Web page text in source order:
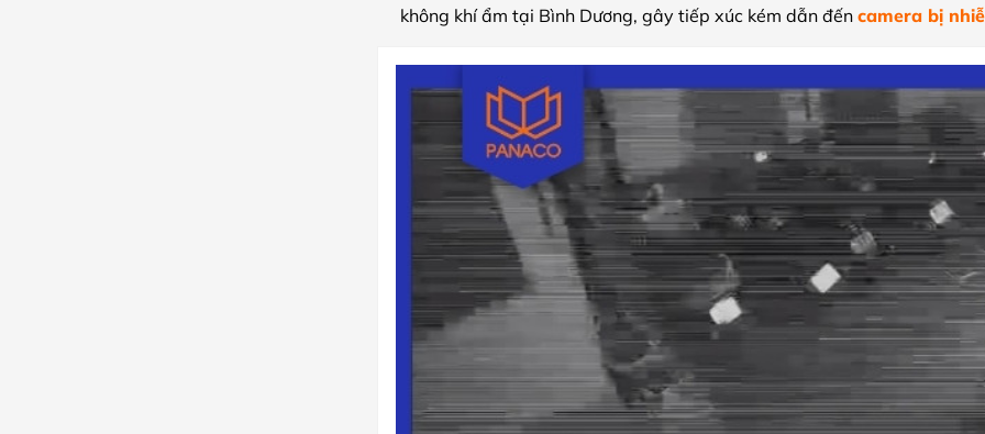
không khí ẩm tại Bình Dương, gây tiếp xúc kém dẫn đếncamera bị